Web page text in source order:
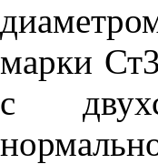
марки
с